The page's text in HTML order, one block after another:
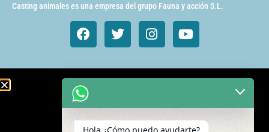
Casting animales es una empresa del grupo Fauna y acción S.L.
Animales de cine y TV